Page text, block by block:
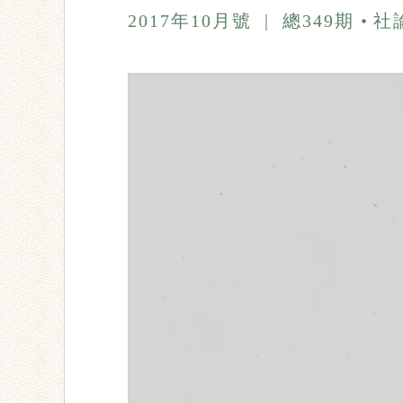
2017年10月號 | 總349期 社